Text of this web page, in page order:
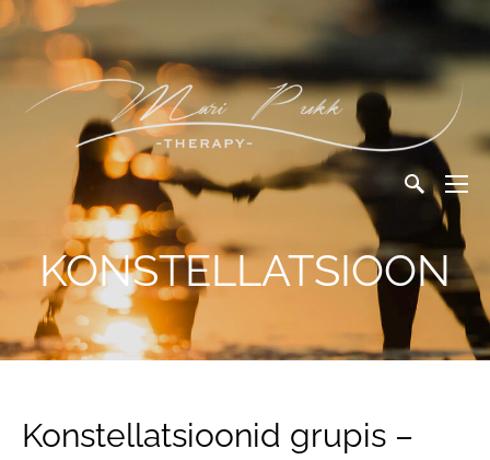
KONSTELLATSIOON
Konstellatsioonid grupis –